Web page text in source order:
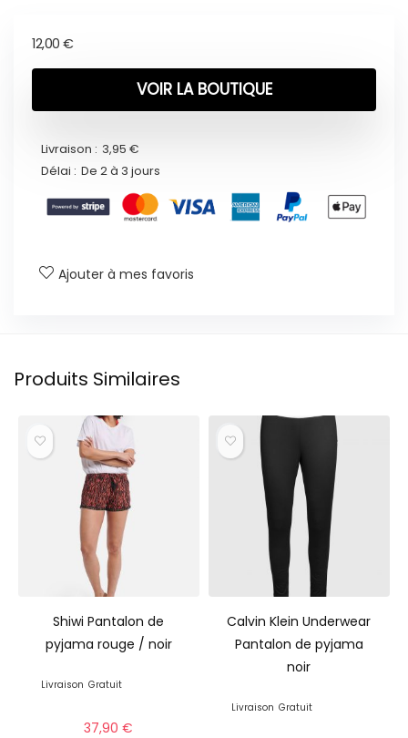
12,00 €
VOIR LA BOUTIQUE
Livraison : 3,95 €
Délai : De 2 à 3 jours
Ajouter à mes favoris
Produits Similaires
Shiwi Pantalon de
pyjama rouge / noir
Livraison Gratuit
37,90€
Calvin Klein Underwear
Pantalon de pyjama
noir
Livraison Gratuit